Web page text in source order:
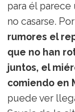
para él
no casarse.
rumores el
que no han
juntos, el
comiendo en
puede ver